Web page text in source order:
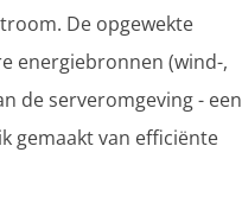
De opgewekte
energiebronnen (wind-,
de serveromgeving - een
gemaakt van efficiënte